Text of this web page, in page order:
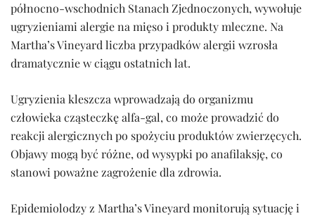
północno-wschodnich Stanach Zjednoczonych, wywołuje
ugryzieniami alergie na mięso i produkty mleczne. Na
Martha’s Vineyard liczba przypadków alergii wzrosła
dramatycznie w ciągu ostatnich lat.
Ugryzienia kleszcza wprowadzają do organizmu
człowieka cząsteczkę alfa-gal, co może prowadzić do
reakcji alergicznych po spożyciu produktów zwierzęcych.
Objawy mogą być różne, od wysypki po anafilaksję, co
stanowi poważne zagrożenie dla zdrowia.
Epidemiolodzy z Martha’s Vineyard monitorują sytuację i